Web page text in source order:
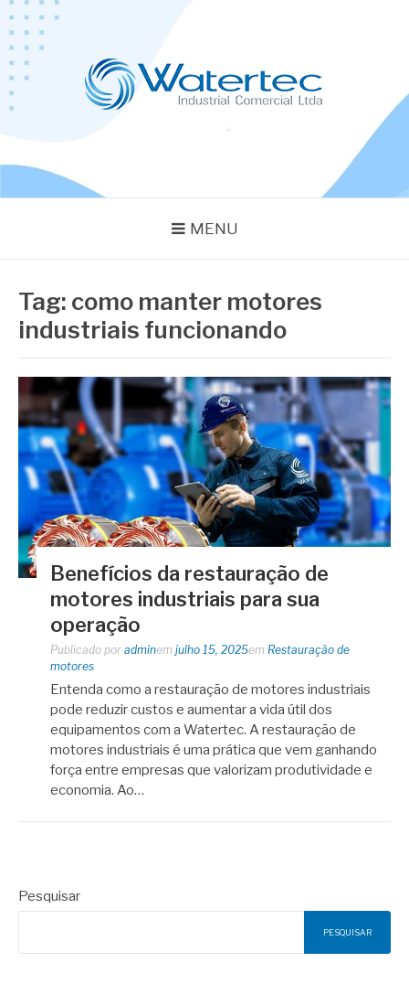
Pular
para
conteúdo
MENU
Tag: como manter motores
industriais funcionando
Benefícios da restauração de
motores industriais para sua
operação
Publicado por adminem julho 15, 2025em Restauração de
motores
Entenda como a restauração de motores industriais
pode reduzir custos e aumentar a vida útil dos
equipamentos com a Watertec. A restauração de
motores industriais é uma prática que vem ganhando
força entre empresas que valorizam produtividade e
economia. Ao…
Pesquisar
PESQUISAR